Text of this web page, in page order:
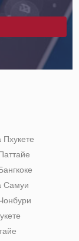
Пхукете
Самуи